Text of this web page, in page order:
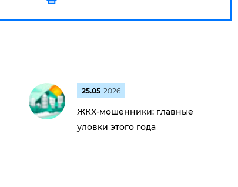
25.05 2026
ЖКХ-мошенники: главные
уловки этого года